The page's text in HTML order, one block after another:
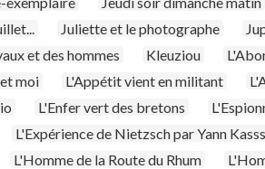
Juliette et le photographe
et des hommes
Kleuziou
moi
L'Appétit vient en militant
L'Enfer vert des bretons
L'Expérience de Nietzsch par Yann
L'Homme de la Route du Rhum